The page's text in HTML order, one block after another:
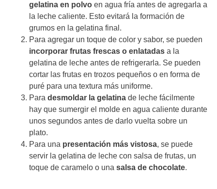
gelatina en polvo en agua fría antes de agregarla a
la leche caliente. Esto evitará la formación de
grumos en la gelatina final.
Para agregar un toque de color y sabor, se pueden
incorporar frutas frescas o enlatadas a la
gelatina de leche antes de refrigerarla. Se pueden
cortar las frutas en trozos pequeños o en forma de
puré para una textura más uniforme.
Para desmoldar la gelatina de leche fácilmente
hay que sumergir el molde en agua caliente durante
unos segundos antes de darlo vuelta sobre un
plato.
Para una presentación más vistosa, se puede
servir la gelatina de leche con salsa de frutas, un
toque de caramelo o una salsa de chocolate.